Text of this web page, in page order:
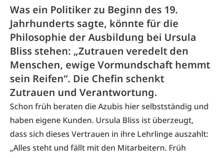
Was ein Politiker zu Beginn­ des 19.
Jahrhunderts sagte, könnte für die
Philosophie der Ausbildung bei Ursula
Bliss stehen: „Zutrauen veredelt den
Menschen, ewige Vormundschaft hemmt
sein Reifen“. Die Chefin schenkt
Zutrauen und Verantwortung.
Schon früh beraten die Azubis hier selbstständig und
haben eigene Kunden. Ursula Bliss ist überzeugt,
dass sich dieses Vertrauen in ihre Lehrlinge auszahlt:
„Alles steht und fällt mit den Mitarbeitern. Früh